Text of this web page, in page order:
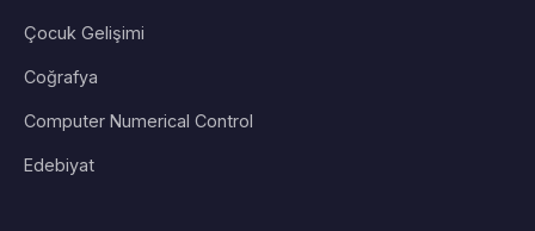
Çocuk Gelişimi
Coğrafya
Computer Numerical Control
Edebiyat